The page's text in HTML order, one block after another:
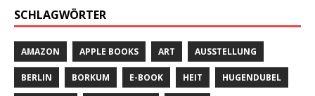
SCHLAGWÖRTER
AMAZON APPLE BOOKS ART AUSSTELLUNG
BERLIN BORKUM E-BOOK HEIT HUGENDUBEL